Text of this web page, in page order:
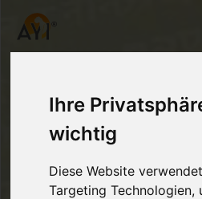
Ihre
wichtig
Diese Website
Targeting Technologien,